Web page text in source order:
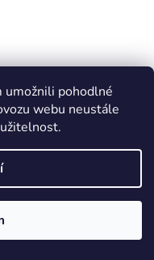
umožnili pohodlné
webu neustále